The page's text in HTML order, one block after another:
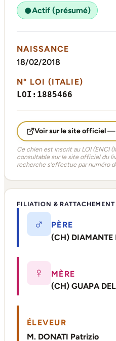
●Actif (présumé)
NAISSANCE
18/02/2018
N° LOI (ITALIE)
LOI:1885466
Voir sur le site officiel —
Ce chien est inscrit au LOI (ENCI
consultable sur le site officiel du
recherche s'effectue par numéro
FILIATION & RATTACHEMENT
♂
PÈRE
(CH) DIAMANTE
♀
MÈRE
(CH) GUAPA
ÉLEVEUR
M. DONATI Patrizio